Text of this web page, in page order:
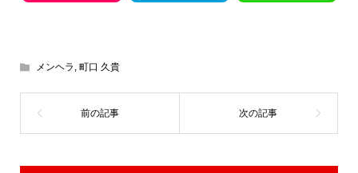
メンヘラ 町口 久貴